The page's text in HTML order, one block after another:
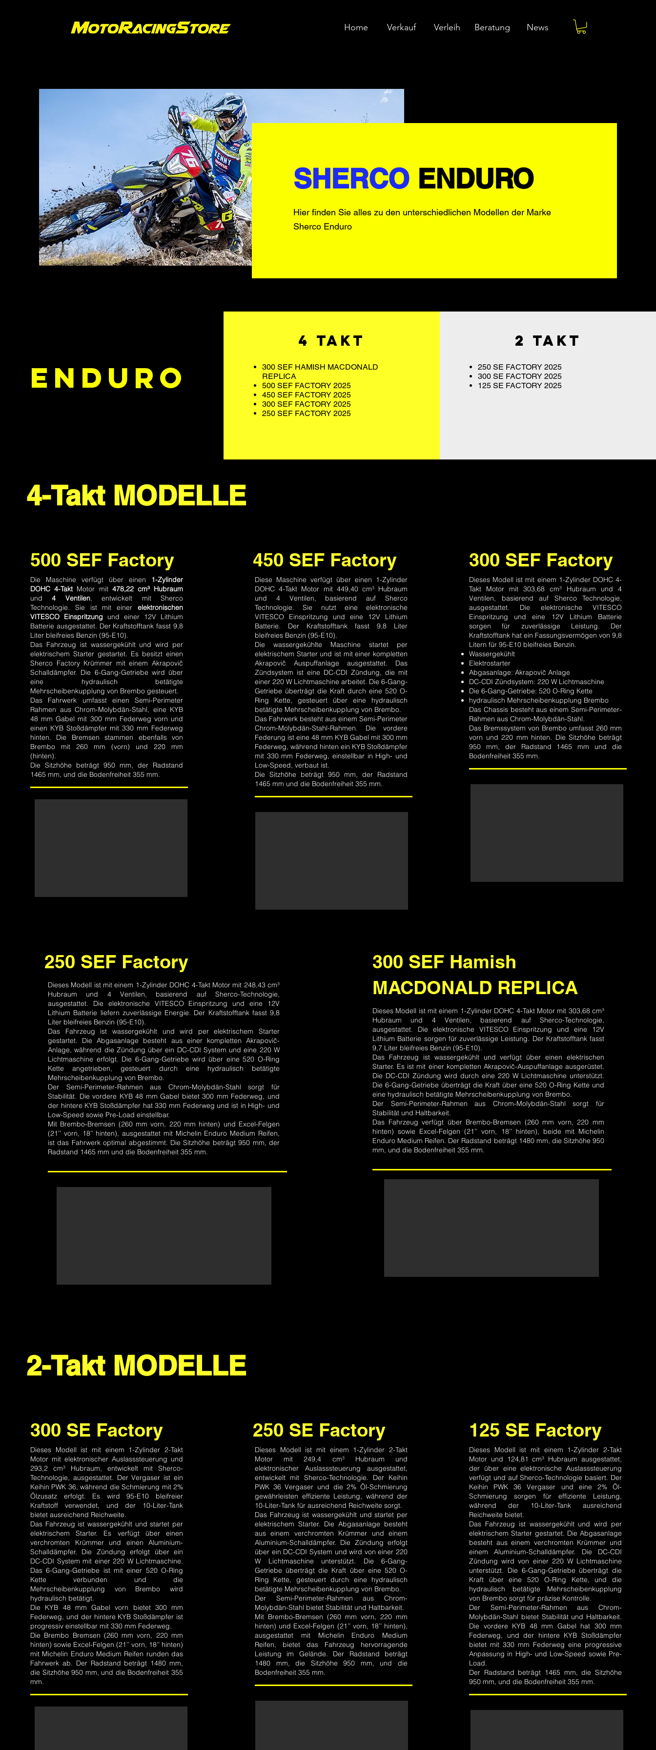
Home Verkauf Verleih Beratung News
SHERCO ENDURO
Hier finden Sie alles zu den unterschiedlichen Modellen der Marke
Sherco Enduro
ENDURO
4 Takt
300 SEF HAMISH MACDONALD
REPLICA
500 SEF FACTORY 2025​
450 SEF FACTORY 2025
300SEF FACTORY 2025
250 SEF FACTORY 2025
2 Takt
250SE FACTORY 2025
300 SE FACTORY 2025
125SE FACTORY 2025
4-Takt MODELLE
500 SEF Factory
Die Maschine verfügt über einen 1-Zylinder
DOHC 4-Takt Motor mit 478,22 cm³ Hubraum
und4 Ventilen, entwickelt mit Sherco
Technologie. Sie ist mit einerelektronischen
VITESCO Einspritzung und einer 12V Lithium
Batterie ausgestattet. Der Kraftstofftank fasst 9,8
Liter bleifreies Benzin (95-E10).
Das Fahrzeug ist wassergekühlt und wird per
elektrischem Starter gestartet. Es besitzt einen
Sherco Factory Krümmer mit einem Akrapovič
Schalldämpfer. Die 6-Gang-Getriebe wird über
eine hydraulisch betätigte
Mehrscheibenkupplung von Brembo gesteuert.
Das Fahrwerk umfasst einen Semi-Perimeter
Rahmen aus Chrom-Molybdän-Stahl, eine KYB
48 mm Gabel mit 300 mm Federweg vorn und
einen KYB Stoßdämpfer mit 330 mm Federweg
hinten. Die Bremsen stammen ebenfalls von
Brembo mit 260 mm (vorn) und 220 mm
(hinten).
Die Sitzhöhe beträgt 950 mm, der Radstand
1465 mm, und die Bodenfreiheit 355 mm.
450 SEF Factory
Diese Maschine verfügt über einen 1-Zylinder
DOHC 4-Takt Motor mit 449,40 cm³ Hubraum
und 4 Ventilen, basierend auf Sherco
Technologie. Sie nutzt eine elektronische
VITESCO Einspritzung und eine 12V Lithium
Batterie. Der Kraftstofftank fasst 9,8 Liter
bleifreies Benzin (95-E10).
Die wassergekühlte Maschine startet per
elektrischem Starter und ist mit einer kompletten
Akrapovič Auspuffanlage ausgestattet. Das
Zündsystem ist eine DC-CDI Zündung, die mit
einer 220 W Lichtmaschine arbeitet. Die 6-Gang-
Getriebe überträgt die Kraft durch eine 520 O-
Ring Kette, gesteuert über eine hydraulisch
betätigte Mehrscheibenkupplung von Brembo.
Das Fahrwerk besteht aus einem Semi-Perimeter
Chrom-Molybdän-Stahl-Rahmen. Die vordere
Federung ist eine 48 mm KYB Gabel mit 300 mm
Federweg, während hinten ein KYB Stoßdämpfer
mit 330 mm Federweg, einstellbar in High- und
Low-Speed, verbaut ist.
Die Sitzhöhe beträgt 950 mm, der Radstand
1465 mm und die Bodenfreiheit 355 mm.
300 SEF Factory
Dieses Modell ist mit einem 1-Zylinder DOHC 4-
Takt Motor mit 303,68 cm³ Hubraum und 4
Ventilen, basierend auf Sherco Technologie,
ausgestattet. Die elektronische VITESCO
Einspritzung und eine 12V Lithium Batterie
sorgen für zuverlässige Leistung. Der
Kraftstofftank hat ein Fassungsvermögen von 9,8
Litern für 95-E10 bleifreies Benzin.
Wassergekühlt
Elektrostarter
Abgasanlage: Akrapovič Anlage
DC-CDI Zündsystem: 220 W Lichtmaschine
Die 6-Gang-Getriebe: 520 O-Ring Kette
hydraulisch Mehrscheibenkupplung Brembo
Das Chassis besteht aus einem Semi-Perimeter-
Rahmen aus Chrom-Molybdän-Stahl.
Das Bremssystem von Brembo umfasst 260 mm
vorn und 220 mm hinten. Die Sitzhöhe beträgt
950 mm, der Radstand 1465 mm und die
Bodenfreiheit 355 mm.
250 SEF Factory
Dieses Modell ist mit einem 1-Zylinder DOHC 4-Takt Motor mit 248,43 cm³
Hubraum und 4 Ventilen, basierend auf Sherco-Technologie,
ausgestattet. Die elektronische VITESCO Einspritzung und eine 12V
Lithium Batterie liefern zuverlässige Energie. Der Kraftstofftank fasst 9,8
Liter bleifreies Benzin (95-E10).
Das Fahrzeug ist wassergekühlt und wird per elektrischem Starter
gestartet. Die Abgasanlage besteht aus einer kompletten Akrapovič-
Anlage, während die Zündung über ein DC-CDI System und eine 220 W
Lichtmaschine erfolgt. Die 6-Gang-Getriebe wird über eine 520 O-Ring
Kette angetrieben, gesteuert durch eine hydraulisch betätigte
Mehrscheibenkupplung von Brembo.
Der Semi-Perimeter-Rahmen aus Chrom-Molybdän-Stahl sorgt für
Stabilität. Die vordere KYB 48 mm Gabel bietet 300 mm Federweg, und
der hintere KYB Stoßdämpfer hat 330 mm Federweg und ist in High- und
Low-Speed sowie Pre-Load einstellbar.
Mit Brembo-Bremsen (260 mm vorn, 220 mm hinten) und Excel-Felgen
(21’’ vorn, 18’’ hinten), ausgestattet mit Michelin Enduro Medium Reifen,
ist das Fahrwerk optimal abgestimmt. Die Sitzhöhe beträgt 950 mm, der
Radstand 1465 mm und die Bodenfreiheit 355 mm.
300 SEF Hamish
MACDONALD REPLICA
Dieses Modell ist mit einem 1-Zylinder DOHC 4-Takt Motor mit 303,68 cm³
Hubraum und 4 Ventilen, basierend auf Sherco-Technologie,
ausgestattet. Die elektronische VITESCO Einspritzung und eine 12V
Lithium Batterie sorgen für zuverlässige Leistung. Der Kraftstofftank fasst
9,7 Liter bleifreies Benzin (95-E10).
Das Fahrzeug ist wassergekühlt und verfügt über einen elektrischen
Starter. Es ist mit einer kompletten Akrapovič-Auspuffanlage ausgerüstet.
Die DC-CDI Zündung wird durch eine 220 W Lichtmaschine unterstützt.
Die 6-Gang-Getriebe überträgt die Kraft über eine 520 O-Ring Kette und
eine hydraulisch betätigte Mehrscheibenkupplung von Brembo.
Der Semi-Perimeter-Rahmen aus Chrom-Molybdän-Stahl sorgt für
Stabilität und Haltbarkeit.
Das Fahrzeug verfügt über Brembo-Bremsen (260 mm vorn, 220 mm
hinten) sowie Excel-Felgen (21’’ vorn, 18’’ hinten), beide mit Michelin
Enduro Medium Reifen. Der Radstand beträgt 1480 mm, die Sitzhöhe 950
mm, und die Bodenfreiheit 355 mm.
2-Takt MODELLE
300 SE Factory
Dieses Modell ist mit einem 1-Zylinder 2-Takt
Motor mit elektronischer Auslasssteuerung und
293,2 cm³ Hubraum, entwickelt mit Sherco-
Technologie, ausgestattet. Der Vergaser ist ein
Keihin PWK 36, während die Schmierung mit 2%
Ölzusatz erfolgt. Es wird 95-E10 bleifreier
Kraftstoff verwendet, und der 10-Liter-Tank
bietet ausreichend Reichweite.
Das Fahrzeug ist wassergekühlt und startet per
elektrischem Starter. Es verfügt über einen
verchromten Krümmer und einen Aluminium-
Schalldämpfer. Die Zündung erfolgt über ein
DC-CDI System mit einer 220 W Lichtmaschine.
Das 6-Gang-Getriebe ist mit einer 520 O-Ring
Kette verbunden und die
Mehrscheibenkupplung von Brembo wird
hydraulisch betätigt.
Die KYB 48 mm Gabel vorn bietet 300 mm
Federweg, und der hintere KYB Stoßdämpfer ist
progressiv einstellbar mit 330 mm Federweg.
Die Brembo Bremsen (260 mm vorn, 220 mm
hinten) sowie Excel-Felgen (21’’ vorn, 18’’ hinten)
mit Michelin Enduro Medium Reifen runden das
Fahrwerk ab. Der Radstand beträgt 1480 mm,
die Sitzhöhe 950 mm, und die Bodenfreiheit 355
mm.
250 SE Factory
Dieses Modell ist mit einem 1-Zylinder 2-Takt
Motor mit 249,4 cm³ Hubraum und
elektronischer Auslasssteuerung ausgestattet,
entwickelt mit Sherco-Technologie. Der Keihin
PWK 36 Vergaser und die 2% Öl-Schmierung
gewährleisten effiziente Leistung, während der
10-Liter-Tank für ausreichend Reichweite sorgt.
Das Fahrzeug ist wassergekühlt und startet per
elektrischem Starter. Die Abgasanlage besteht
aus einem verchromten Krümmer und einem
Aluminium-Schalldämpfer. Die Zündung erfolgt
über ein DC-CDI System und wird von einer 220
W Lichtmaschine unterstützt. Die 6-Gang-
Getriebe überträgt die Kraft über eine 520 O-
Ring Kette, gesteuert durch eine hydraulisch
betätigte Mehrscheibenkupplung von Brembo.
Der Semi-Perimeter-Rahmen aus Chrom-
Molybdän-Stahl bietet Stabilität und Haltbarkeit.
Mit Brembo-Bremsen (260 mm vorn, 220 mm
hinten) und Excel-Felgen (21’’ vorn, 18’’ hinten),
ausgestattet mit Michelin Enduro Medium
Reifen, bietet das Fahrzeug hervorragende
Leistung im Gelände. Der Radstand beträgt
1480 mm, die Sitzhöhe 950 mm, und die
Bodenfreiheit 355 mm.
125 SE Factory
Dieses Modell ist mit einem 1-Zylinder 2-Takt
Motor und 124,81 cm³ Hubraum ausgestattet,
der über eine elektronische Auslasssteuerung
verfügt und auf Sherco-Technologie basiert. Der
Keihin PWK 36 Vergaser und eine 2% Öl-
Schmierung sorgen für effiziente Leistung,
während der 10-Liter-Tank ausreichend
Reichweite bietet.
Das Fahrzeug ist wassergekühlt und wird per
elektrischem Starter gestartet. Die Abgasanlage
besteht aus einem verchromten Krümmer und
einem Aluminium-Schalldämpfer. Die DC-CDI
Zündung wird von einer 220 W Lichtmaschine
unterstützt. Die 6-Gang-Getriebe überträgt die
Kraft über eine 520 O-Ring Kette, und die
hydraulisch betätigte Mehrscheibenkupplung
von Brembo sorgt für präzise Kontrolle.
Der Semi-Perimeter-Rahmen aus Chrom-
Molybdän-Stahl bietet Stabilität und Haltbarkeit.
Die vordere KYB 48 mm Gabel hat 300 mm
Federweg, und der hintere KYB Stoßdämpfer
bietet mit 330 mm Federweg eine progressive
Anpassung in High- und Low-Speed sowie Pre-
Load.
Der Radstand beträgt 1465 mm, die Sitzhöhe
950 mm, und die Bodenfreiheit 355 mm.